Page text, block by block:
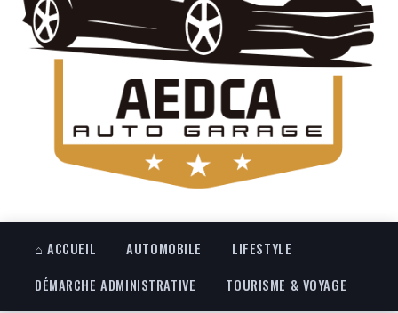
⌂ ACCUEIL AUTOMOBILE
LIFESTYLE
DÉMARCHE ADMINISTRATIVE
TOURISME & VOYAGE